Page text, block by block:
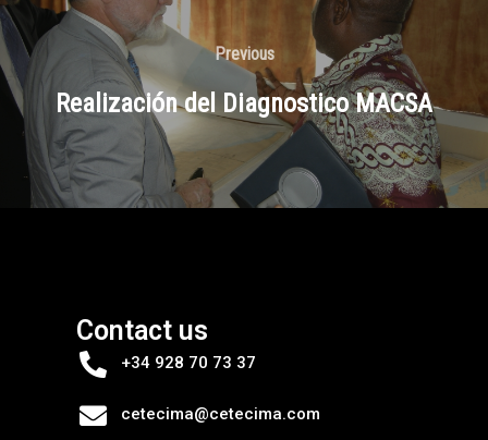
Previous
Realización del Diagnostico MACSA
Contact us
+34 928 70 73 37
cetecima@cetecima.com